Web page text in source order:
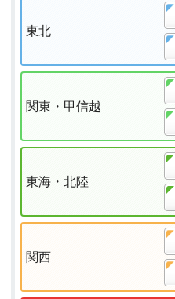
東北
関東・甲信越
東海・北陸
関西